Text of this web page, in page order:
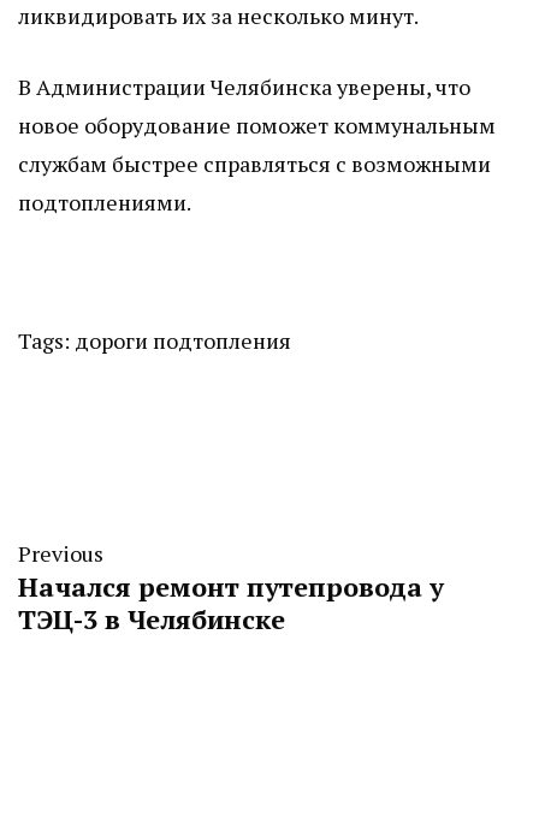
ликвидировать их за несколько минут.
В Администрации Челябинска уверены, что
новое оборудование поможет коммунальным
службам быстрее справляться с возможными
подтоплениями.
Tags: дороги подтопления
Previous
Начался ремонт путепровода у
ТЭЦ-3 в Челябинске